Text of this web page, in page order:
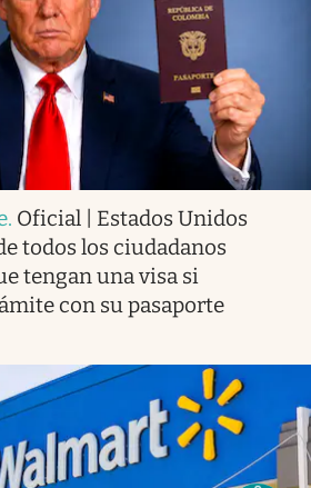
. Oficial | Estados Unidos
todos los ciudadanos
tengan una visa si
con su pasaporte